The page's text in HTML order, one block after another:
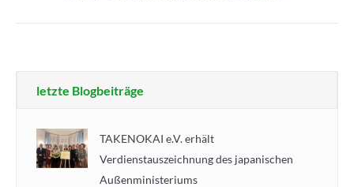
letzte Blogbeiträge
TAKENOKAI e.V. erhält
Verdienstauszeichnung des japanischen
Außenministeriums